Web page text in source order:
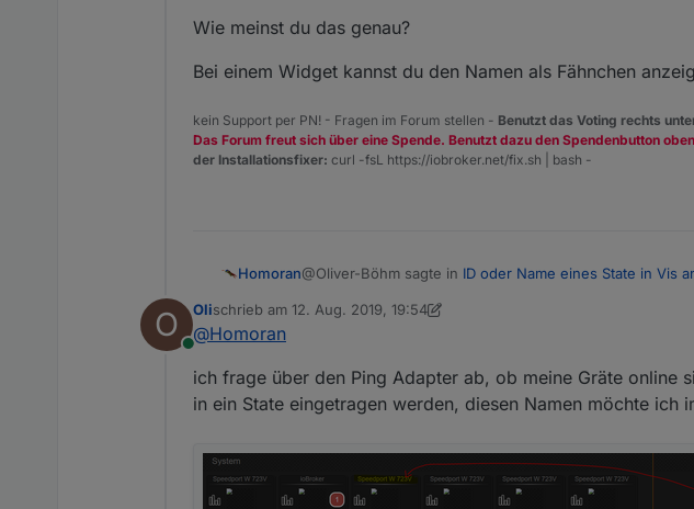
Wie meinst du das genau?
Bei einem Widget kannst du den Namen als Fähnchen
kein Support per PN! - Fragen im Forum stellen - Benutzt das Voting rechts
Das Forum freut sich über eine Spende. Benutzt dazu den Spendenbutton
der Installationsfixer: curl -fsL https://iobroker.net/fix.sh | bash -
Homoran@Oliver-Böhm sagte in ID oder Name eines State in Vis
gibt es eine Möglichkeit die ID oder den Namen eines
Gruß Oliver
Wie meinst du das genau?
Bei einem Widget kannst du den Namen als Fähnchen
O
Online
Olischrieb am 12. Aug. 2019, 19:54
zuletzt editiert von Oli8. Dez. 2019, 21:56
@Homoran
ich frage über den Ping Adapter ab, ob meine Gräte online
in ein State eingetragen werden, diesen Namen möchte ich